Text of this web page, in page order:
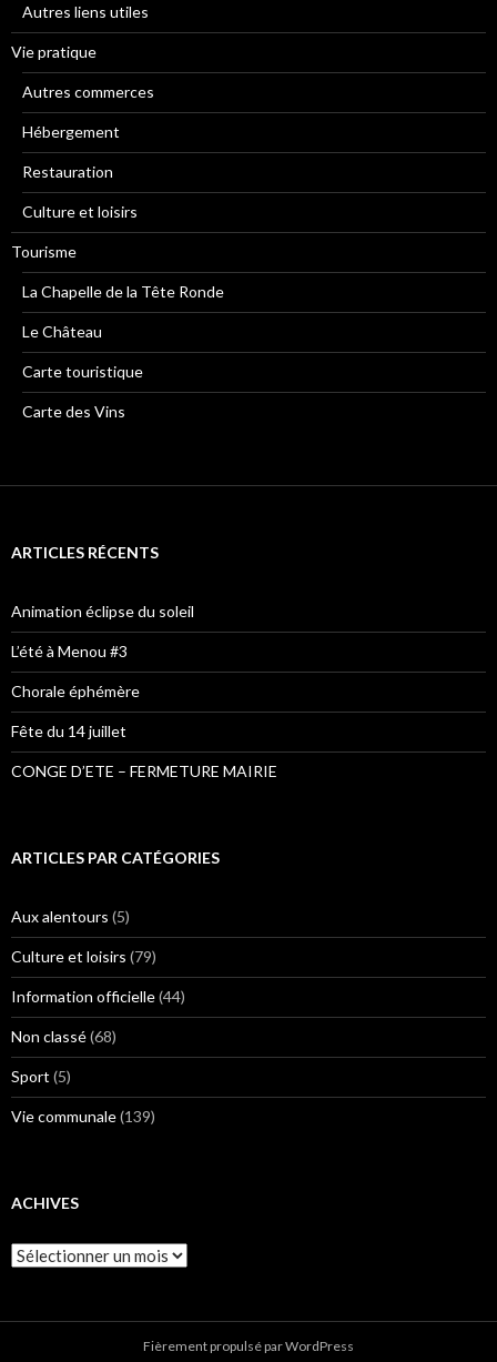
Autres liens utiles
Vie pratique
Autres commerces
Hébergement
Restauration
Culture et loisirs
Tourisme
La Chapelle de la Tête Ronde
Le Château
Carte touristique
Carte des Vins
ARTICLES RÉCENTS
Animation éclipse du soleil
L’été à Menou #3
Chorale éphémère
Fête du 14 juillet
CONGE D’ETE – FERMETURE MAIRIE
ARTICLES PAR CATÉGORIES
Aux alentours (5)
Culture et loisirs (79)
Information officielle(44)
Non classé(68)
Sport (5)
Vie communale(139)
ACHIVES
Achives
Fièrement propulsé par WordPress